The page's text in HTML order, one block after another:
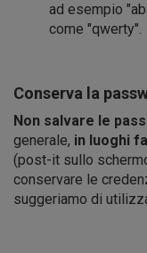
ad esempio
come "qwerty".
Conserva la
Non salvare le
generale, in luoghi
(post-it sullo
conservare le
suggeriamo di